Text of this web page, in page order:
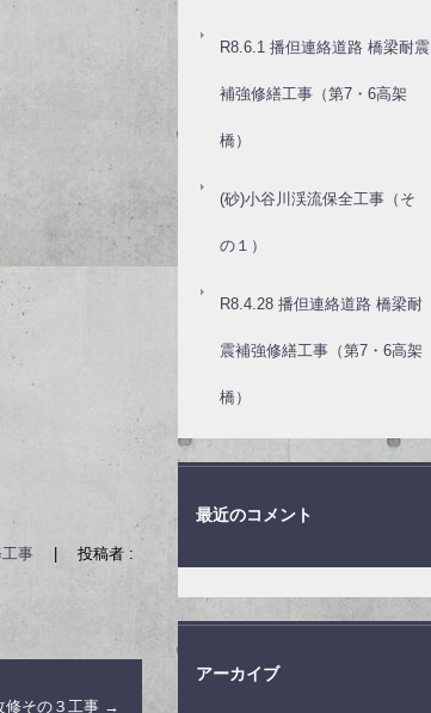
事 投稿者 :
修その３工事 →
R8.6.1 播但連絡道路 橋梁耐震
補強修繕工事（第7・6高架
橋）
(砂)小谷川渓流保全工事（そ
の１）
R8.4.28 播但連絡道路 橋梁耐
震補強修繕工事（第7・6高架
橋）
最近のコメント
アーカイブ